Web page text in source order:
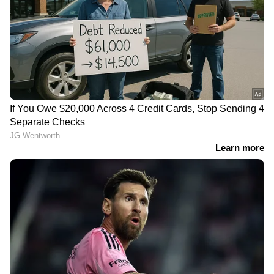
തൃശ്ശൂർ കവർച്ച
Follow Us
DOWNLOAD APP